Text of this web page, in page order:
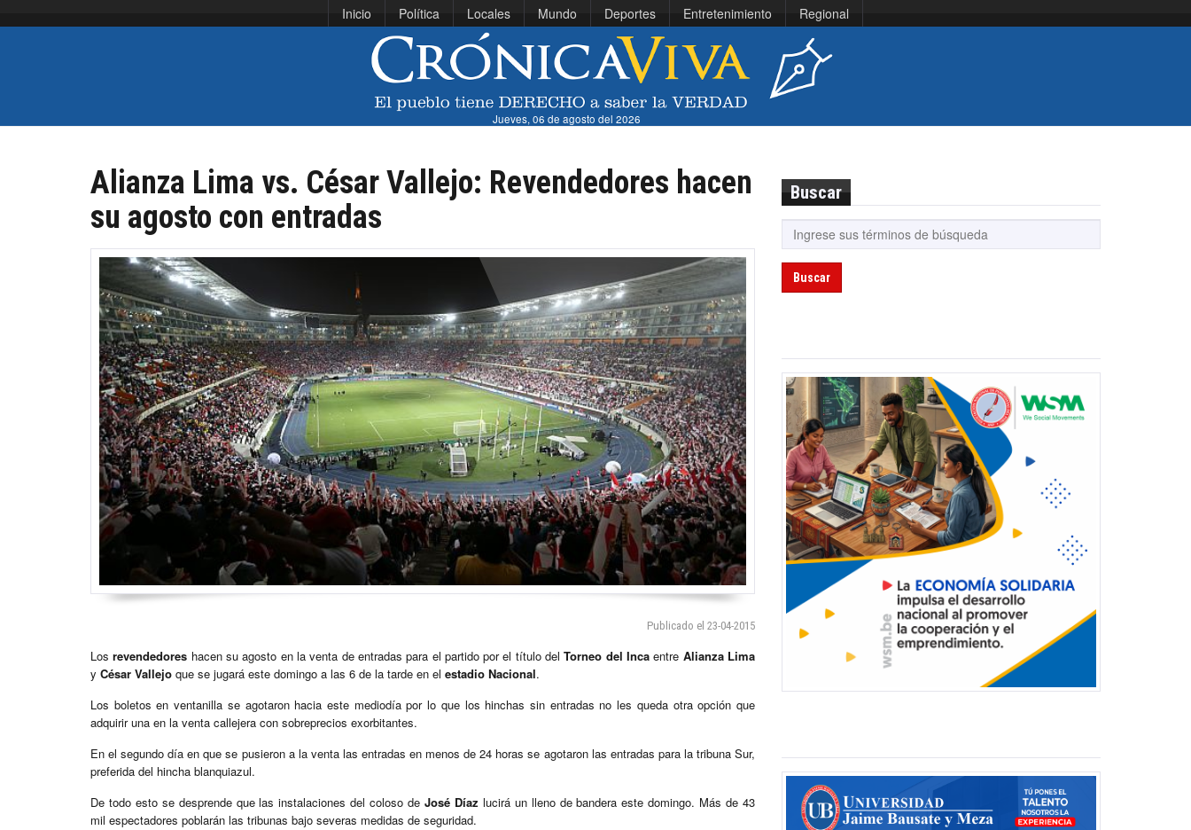
Inicio Política Locales Mundo Deportes Entretenimiento Regional
Jueves, 06 de agosto del 2026
Alianza Lima vs. César Vallejo: Revendedores hacen
su agosto con entradas
Publicado el 23-04-2015
Losrevendedores hacen su agosto en la venta de entradas para el partido por el título del Torneo del Inca entre Alianza Lima
y César Vallejo que se jugará este domingo a las 6 de la tarde en el estadio Nacional.
Los boletos en ventanilla se agotaron hacia este mediodía por lo que los hinchas sin entradas no les queda otra opción que
adquirir una en la venta callejera con sobreprecios exorbitantes.
En el segundo día en que se pusieron a la venta las entradas en menos de 24 horas se agotaron las entradas para la tribuna Sur,
preferida del hincha blanquiazul.
De todo esto se desprende que las instalaciones del coloso de José Díaz lucirá un lleno de bandera este domingo. Más de 43
mil espectadores poblarán las tribunas bajo severas medidas de seguridad.
Buscar
Buscar